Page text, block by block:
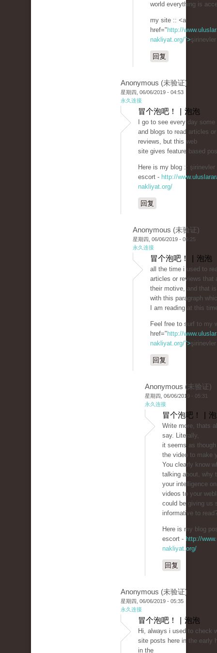
world everything is
my site :: <a
href=" http://
nakliyat.org/">
回复
Anonymous (未验证)
星期四, 06/06/2019 - 04:53
永久连接
冒个泡吧！ | 泡泡
I go to see every day some
and blogs to read articles or
reviews, but this web
site gives feature based
Here is my blog :: şirinevler
escort - http://
nakliyat.org/
回复
Anonymous (未验证)
星期四, 06/06/2019 - 05:25
永久连接
冒个泡吧！ | 泡泡
all the time i used to
articles or reviews that
their motive, and that
with this paragraph
I am reading at this
Feel free to surf to my
href=" http://
nakliyat.org/">
回复
Anonymous (未验证)
星期四, 06/06/2019 - 05:31
永久连接
冒个泡吧！ |
Write more, thats
say. Literally,
it seems as
the video to make
You clearly know
talking about, why
your intelligence
videos to your
could be giving us
informative to
Here is my blog
escort - http://
nakliyat.org/
回复
Anonymous (未验证)
星期四, 06/06/2019 - 05:35
永久连接
冒个泡吧！ | 泡泡
Hi, always i used to check
site posts here in the early
in the